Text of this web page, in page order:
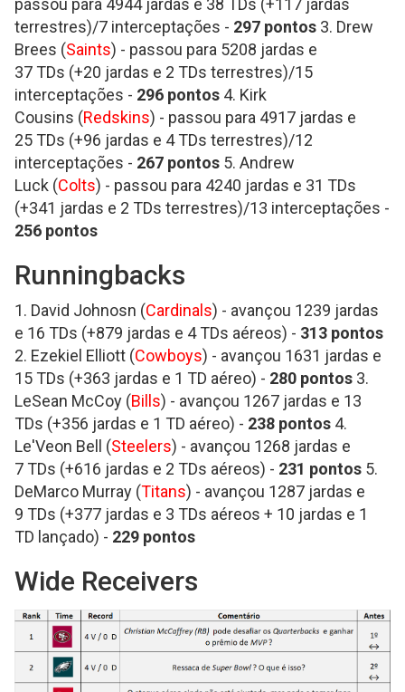
passou para 4944 jardas e 38 TDs (+117 jardas
terrestres)/7 interceptações - 297 pontos 3. Drew
Brees (Saints) - passou para 5208 jardas e
37 TDs (+20 jardas e 2 TDs terrestres)/15
interceptações - 296 pontos 4. Kirk
Cousins (Redskins) - passou para 4917 jardas e
25 TDs (+96 jardas e 4 TDs terrestres)/12
interceptações - 267 pontos 5. Andrew
Luck (Colts) - passou para 4240 jardas e 31 TDs
(+341 jardas e 2 TDs terrestres)/13 interceptações -
256 pontos
Runningbacks
1. David Johnosn (Cardinals) - avançou 1239 jardas
e 16 TDs (+879 jardas e 4 TDs aéreos) - 313 pontos
2. Ezekiel Elliott (Cowboys) - avançou 1631 jardas e
15 TDs (+363 jardas e 1 TD aéreo) - 280 pontos 3.
LeSean McCoy (Bills) - avançou 1267 jardas e 13
TDs (+356 jardas e 1 TD aéreo) - 238 pontos 4.
Le'Veon Bell (Steelers) - avançou 1268 jardas e
7 TDs (+616 jardas e 2 TDs aéreos) - 231 pontos 5.
DeMarco Murray (Titans) - avançou 1287 jardas e
9 TDs (+377 jardas e 3 TDs aéreos + 10 jardas e 1
TD lançado) - 229 pontos
Wide Receivers